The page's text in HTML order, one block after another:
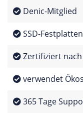
Denic-Mitglied
SSD-
Zertifiziert nach
verwendet
365 Tage